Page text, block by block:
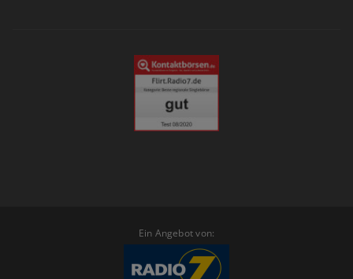
Ein Angebot von: